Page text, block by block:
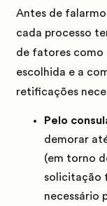
Antes de
cada processo
de fatores como
escolhida e a
retificações
Pelo
demorar
(em torno
solicitação
necessário